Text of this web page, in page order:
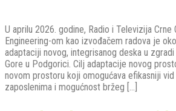
U aprilu 2026. godine, Radio i Televizija Crne
Engineering-om kao izvođačem radova je
adaptaciji novog, integrisanog deska u
Gore u Podgorici. Cilj adaptacije novog
novom prostoru koji omogućava efikasniji
zaposlenima i mogućnost bržeg […]